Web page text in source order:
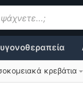
κρεβάτια